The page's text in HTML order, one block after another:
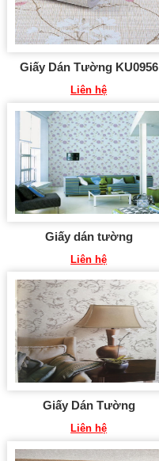
Giấy Dán Tường KU0956
Liên hệ
Giấy dán tường
Liên hệ
Giấy Dán Tường
Liên hệ